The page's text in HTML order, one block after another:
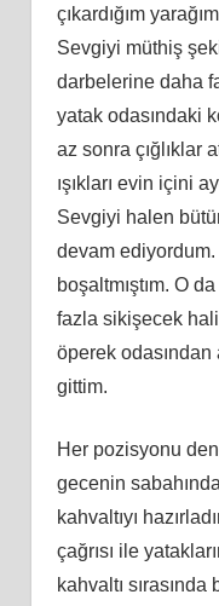
çıkardığım
Sevgiyi müthiş
darbelerine daha
yatak odasındaki
az sonra çığlıklar
ışıkları evin içini
Sevgiyi halen
devam
boşaltmıştım. O
fazla sikişecek
öperek odasından
gittim.
Her pozisyonu
gecenin
kahvaltıyı
çağrısı ile
kahvaltı sırasında